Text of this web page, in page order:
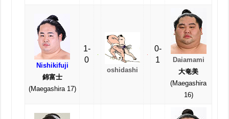
Nishikifuji
錦富士
(Maegashira 17)
1-
0
oshidashi
0-
1
Daiamami
大奄美
(Maegashira
16)